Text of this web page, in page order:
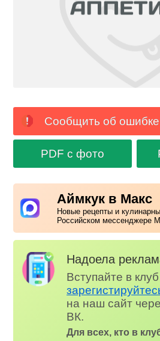
Сообщить об ошибке
PDF с фото
Аймкук в Макс
Новые рецепты и
Российском мессенджере
Надоела
Вступайте в
на наш сайт
ВК.
Для всех, кто в